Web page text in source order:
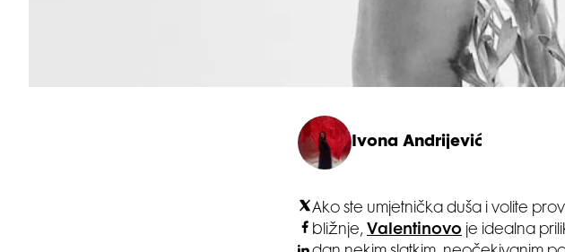
Ivona Andrijević
Ako ste umjetnička duša i volite
bližnje, Valentinovo je idealna